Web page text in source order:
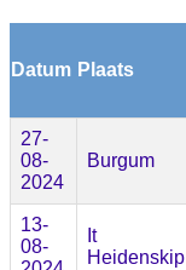
Datum Plaats
27-
08-
2024
Burgum
13-
08-
It
Heidenskip